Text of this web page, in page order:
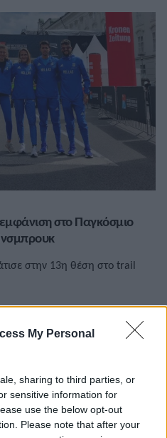
My Personal
sharing to third parties, or
sensitive information for
use the below opt-out
Please note that after your
στο Παγκόσμιο
στην 13η θέση στο trail